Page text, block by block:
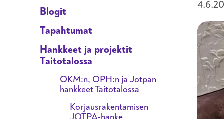
Blogit
Tapahtumat
Hankkeet ja projektit
Taitotalossa
OKM:n, OPH:n ja Jotpan
hankkeet Taitotalossa
Korjausrakentamisen